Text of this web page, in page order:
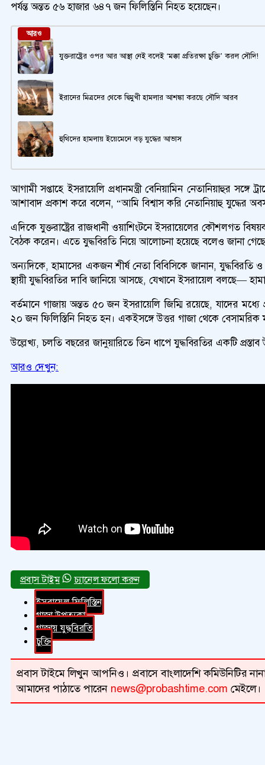
পর্যন্ত অন্তত ৫৬ হাজার ৬৪৭ জন ফিলিস্তিনি নিহত হয়েছেন।
আরও
যুক্তরাষ্ট্রের ওপর আর আস্থা নেই বলেই ‘মক্কা প্রতিরক্ষা চুক্তি’ করল সৌদি!
ইরানের মিত্রদের থেকে দ্বিমুখী হামলার আশঙ্কা করছে সৌদি আরব
হুথিদের হামলায় ইয়েমেনে বড় যুদ্ধের আভাস
আগামী সপ্তাহে ইসরায়েলি প্রধানমন্ত্রী বেনিয়ামিন নেতানিয়াহুর
আশাবাদ প্রকাশ করে বলেন, “আমি বিশ্বাস করি নেতানিয়াহু যুদ্ধের
এদিকে যুক্তরাষ্ট্রের রাজধানী ওয়াশিংটনে ইসরায়েলের কৌশলগত
বৈঠক করেন। এতে যুদ্ধবিরতি নিয়ে আলোচনা হয়েছে বলেও জানা
অন্যদিকে, হামাসের একজন শীর্ষ নেতা বিবিসিকে জানান, যুদ্ধবিরতি
স্থায়ী যুদ্ধবিরতির দাবি জানিয়ে আসছে, যেখানে ইসরায়েল বলছে—
বর্তমানে গাজায় অন্তত ৫০ জন ইসরায়েলি জিম্মি রয়েছে, যাদের
২০ জন ফিলিস্তিনি নিহত হন। একইসঙ্গে উত্তর গাজা থেকে বেসামরিক
উল্লেখ্য, চলতি বছরের জানুয়ারিতে তিন ধাপে যুদ্ধবিরতির একটি
আরও দেখুন:
চ্যানেল ফলো করুন
ইসরায়েল-ফিলিস্তিন
গাজা উপত্যকা
গাজায় যুদ্ধবিরতি
চুক্তি
প্রবাস টাইমে লিখুন আপনিও। প্রবাসে বাংলাদেশি কমিউনিটির
আমাদের পাঠাতে পারেন news@probashtime.com মেইলে।